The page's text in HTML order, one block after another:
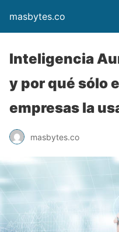
masbytes.co
Inteligencia
y por qué sólo
empresas la
masbytes.co